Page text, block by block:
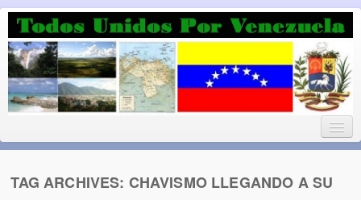
Luchando por la Democracia
Fuera el chavismo, la peor peste que le ha caido a esta tierra
TAG ARCHIVES: CHAVISMO LLEGANDO A SU